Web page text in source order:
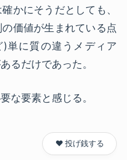
かにそうだとしても、
価値が生まれている点
単に質の違うメディア
るだけであった。
な要素と感じる。
❤️ 投げ銭する